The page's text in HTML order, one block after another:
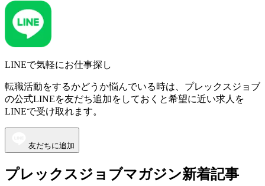
LINEで気軽にお仕事探し
転職活動をするかどうか悩んでいる時は、プレックスジョブ
の公式LINEを友だち追加をしておくと希望に近い求人を
LINEで受け取れます。
友だちに追加
プレックスジョブマガジン新着記事